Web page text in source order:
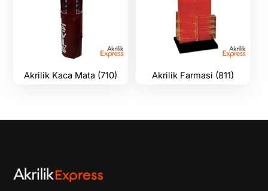
Akrilik Kaca Mata (710) Akrilik Farmasi (811)